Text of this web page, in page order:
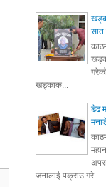
सात
खड्काक...
डेढ
जनालाई पक्राउ गरे...